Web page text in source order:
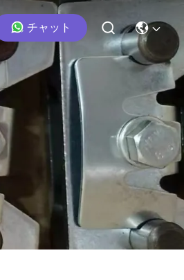
チャット